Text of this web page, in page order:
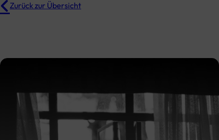
Zurück zur Übersicht